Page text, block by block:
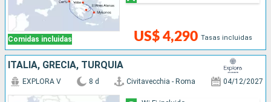
Comidas incluidas US$ 4,290 Tasas incluidas
ITALIA, GRECIA, TURQUÍA
EXPLORA V 8 d Civitavecchia - Roma 04/12/2027